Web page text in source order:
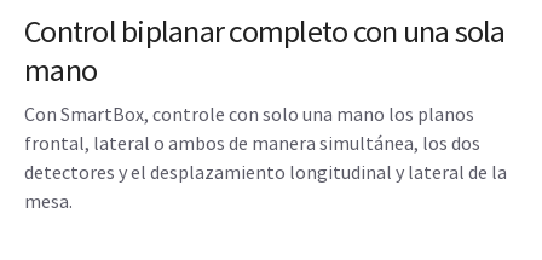
Control biplanar completo con una sola
mano
Con SmartBox, controle con solo una mano los planos
frontal, lateral o ambos de manera simultánea, los dos
detectores y el desplazamiento longitudinal y lateral de la
mesa.